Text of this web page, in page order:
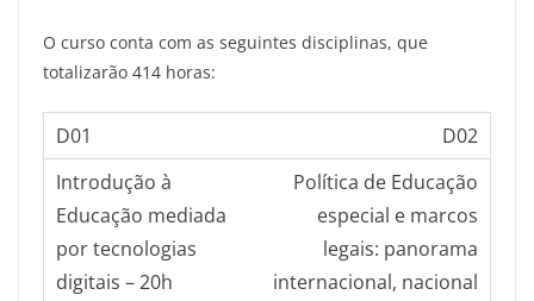
O curso conta com as seguintes disciplinas, que
totalizarão 414 horas:
D02
Política de Educação
especial e marcos
legais: panorama
internacional, nacional